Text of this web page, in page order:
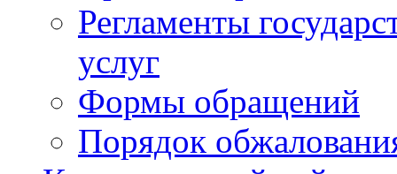
Регламенты
услуг
Формы обращений
Порядок